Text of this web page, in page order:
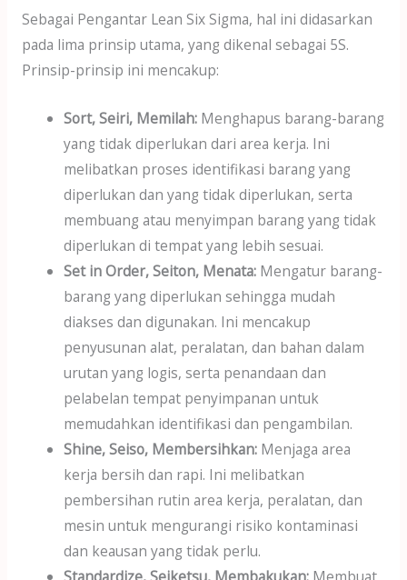
Sebagai Pengantar Lean Six Sigma, hal ini didasarkan
pada lima prinsip utama, yang dikenal sebagai 5S.
Prinsip-prinsip ini mencakup:
Sort, Seiri, Memilah: Menghapus barang-barang
yang tidak diperlukan dari area kerja. Ini
melibatkan proses identifikasi barang yang
diperlukan dan yang tidak diperlukan, serta
membuang atau menyimpan barang yang tidak
diperlukan di tempat yang lebih sesuai.
Set in Order, Seiton, Menata: Mengatur barang-
barang yang diperlukan sehingga mudah
diakses dan digunakan. Ini mencakup
penyusunan alat, peralatan, dan bahan dalam
urutan yang logis, serta penandaan dan
pelabelan tempat penyimpanan untuk
memudahkan identifikasi dan pengambilan.
Shine, Seiso, Membersihkan: Menjaga area
kerja bersih dan rapi. Ini melibatkan
pembersihan rutin area kerja, peralatan, dan
mesin untuk mengurangi risiko kontaminasi
dan keausan yang tidak perlu.